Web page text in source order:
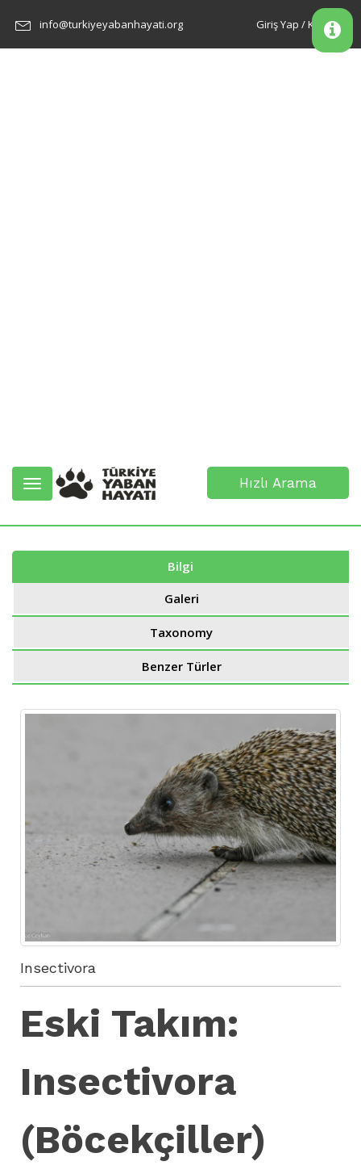
info@turkiyeyabanhayati.org Giriş Yap / Kayıt Ol
Toggle
navigation
Hızlı Arama
Bilgi
Galeri
Taxonomy
Benzer Türler
Insectivora
Eski Takım:
Insectivora
(Böcekçiller)